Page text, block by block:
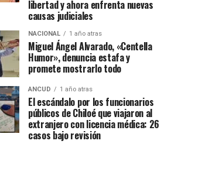
libertad y ahora enfrenta nuevas
causas judiciales
NACIONAL 1 año atras
Miguel Ángel Alvarado, «Centella
Humor», denuncia estafa y
promete mostrarlo todo
ANCUD 1 año atras
El escándalo por los funcionarios
públicos de Chiloé que viajaron al
extranjero con licencia médica: 26
casos bajo revisión